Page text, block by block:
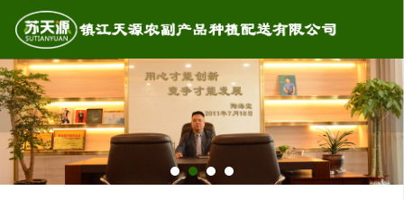
首页
公司介绍
企业资质
新闻动态